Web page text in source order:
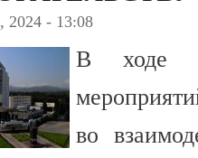
2024 - 13:08
В ходе
во